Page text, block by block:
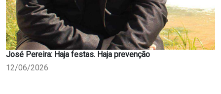
José Pereira: Haja festas. Haja prevenção
12/06/2026